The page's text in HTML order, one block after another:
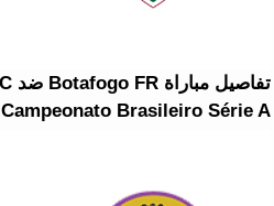
Campeonato Brasileiro Série A والمعلق